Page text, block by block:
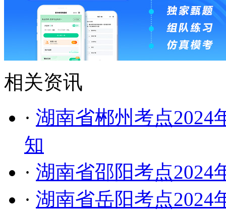
相关资讯
· 湖南省郴州考点2024
知
· 湖南省邵阳考点2024
· 湖南省岳阳考点2024